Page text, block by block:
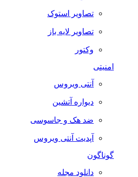
تصاویر استوک
تصاویر لایه باز
وکتور
امنیتی
آنتی ویروس
دیواره آتشین
ضد هک و جاسوسی
آپدیت آنتی ویروس
گوناگون
دانلود مجله